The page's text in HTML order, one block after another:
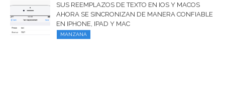
SUS REEMPLAZOS DE TEXTO EN IOS Y MACOS
AHORA SE SINCRONIZAN DE MANERA CONFIABLE
EN IPHONE, IPAD Y MAC
MANZANA